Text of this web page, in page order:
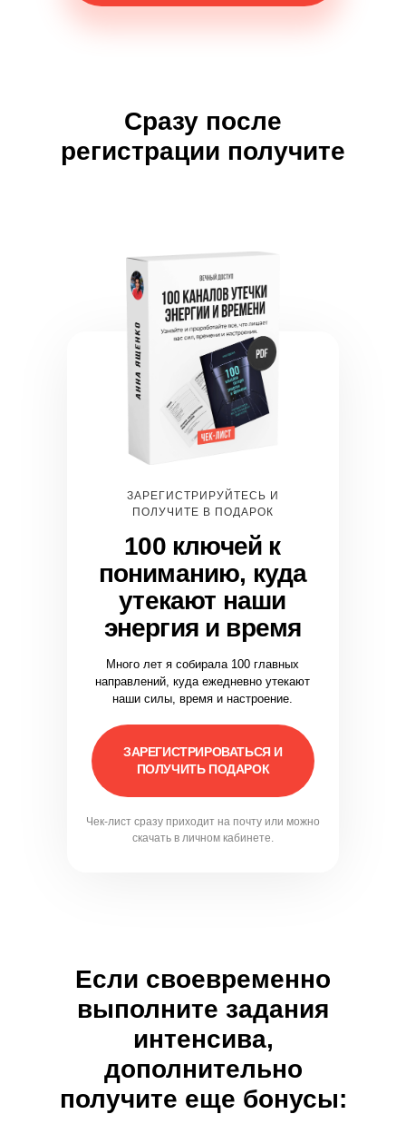
Сразу после
регистрации получите
100 ключей к
пониманию, куда
утекают наши
энергия и время
Много лет я собирала 100 главных
направлений, куда ежедневно утекают
наши силы, время и настроение.
Чек-лист сразу приходит на почту или можно
скачать в личном кабинете.
ЗАРЕГИСТРИРОВАТЬСЯ И
ПОЛУЧИТЬ ПОДАРОК
ЗАРЕГИСТРИРУЙТЕСЬ И
ПОЛУЧИТЕ В ПОДАРОК
Если своевременно
выполните задания
интенсива,
дополнительно
получите еще бонусы: